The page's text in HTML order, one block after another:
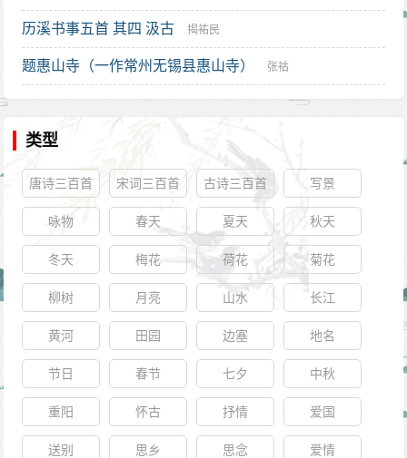
耆老李权张孔教口号 湛若水
历溪书事五首 其四 汲古 揭祐民
题惠山寺（一作常州无锡县惠山寺） 张祜
类型
唐诗三百首 宋词三百首 古诗三百首 写景
咏物 春天 夏天 秋天
冬天 梅花 荷花 菊花
柳树 月亮 山水 长江
黄河 田园 边塞 地名
节日 春节 七夕 中秋
重阳 怀古 抒情 爱国
送别 思乡 思念 爱情